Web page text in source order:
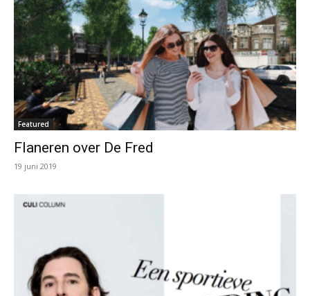
Featured
Flaneren over De Fred
19 juni 2019